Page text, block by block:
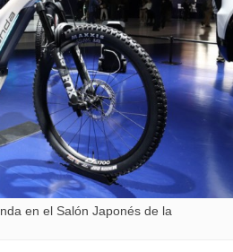
en el Salón Japonés de la